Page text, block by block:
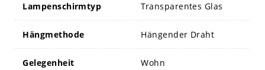
Lampenschirmtyp Transparentes Glas
Hängmethode Hängender Draht
Gelegenheit Wohn